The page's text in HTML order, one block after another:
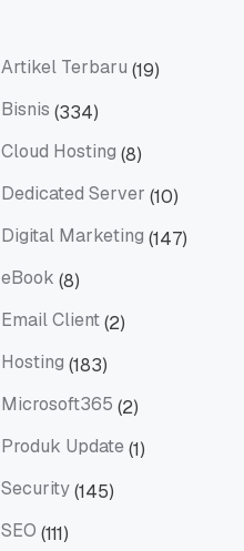
Artikel Terbaru (19)
Bisnis (334)
Cloud Hosting (8)
Dedicated Server (10)
Digital Marketing (147)
eBook (8)
Email Client(2)
Hosting (183)
Microsoft365 (2)
Produk Update (1)
Security(145)
SEO (111)